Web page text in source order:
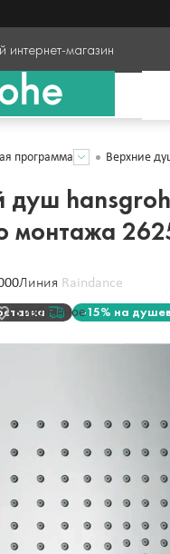
магазин
программа Верхние
душ
монтажа
Линия Raindance
В избранное-15% на